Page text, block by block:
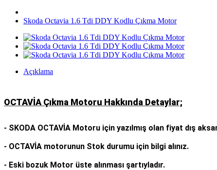
Skoda Octavia 1.6 Tdi DDY Kodlu Çıkma Motor
Açıklama
OCTAVİA Çıkma Motoru Hakkında Detaylar;
- SKODA OCTAVİA Motoru için yazılmış olan fiyat dış
- OCTAVİA motorunun Stok durumu için bilgi alınız.
- Eski bozuk Motor üste alınması şartıyladır.